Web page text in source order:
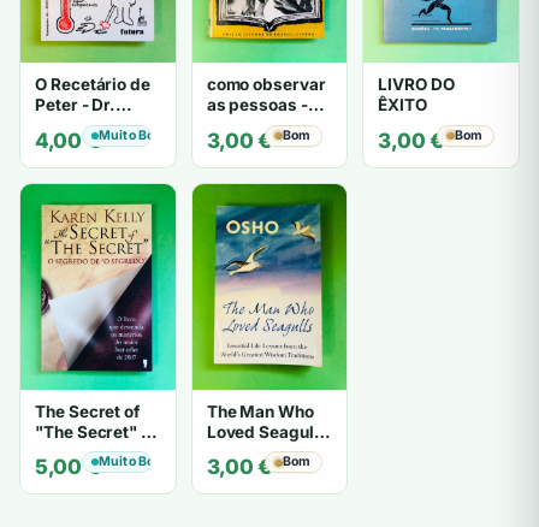
O Recetário de
Peter - Dr.
Laurence J.
Peter
4,00€Muito Bom
como observar
as pessoas -
Gerard I.
Nierenberg e
Henry H. Calero
3,00€ Bom
LIVRO DO
ÊXITO
3,00€ Bom
The Secret of
"The Secret" O
Segredo de "O
Segredo" -
Karen Kelly
5,00€Muito Bom
The Man Who
Loved Seagulls
3,00€ Bom